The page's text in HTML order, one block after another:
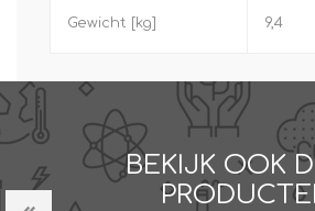
Gewicht [kg] 9,4
BEKIJK OOK